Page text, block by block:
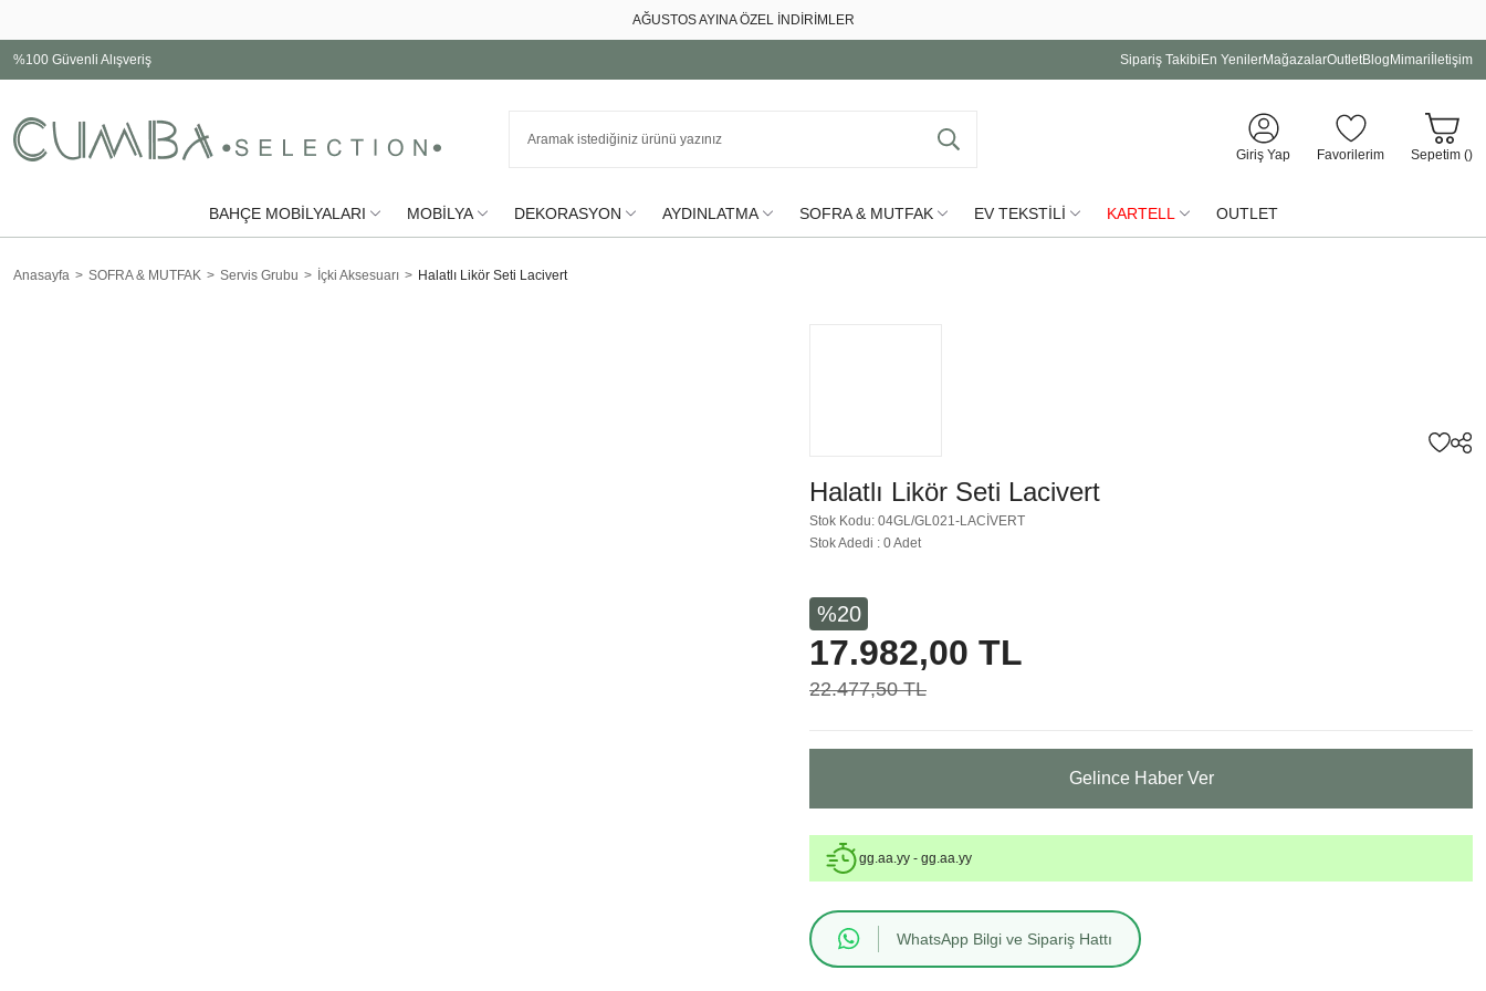
AĞUSTOS AYINA ÖZEL İNDİRİMLER
%100 Güvenli Alışveriş Sipariş Takibi En YenilerMağazalarOutletBlog Mimari İletişim
Giriş Yap Favorilerim Sepetim ()
BAHÇE MOBİLYALARI MOBİLYA DEKORASYON AYDINLATMA SOFRA & MUTFAK EV TEKSTİLİ KARTELL OUTLET
Anasayfa SOFRA & MUTFAK Servis Grubu İçki Aksesuarı Halatlı Likör Seti Lacivert
Halatlı Likör Seti Lacivert
Stok Kodu: 04GL/GL021-LACİVERT
Stok Adedi : 0 Adet
%20
17.982,00 TL
22.477,50 TL
Gelince Haber Ver
gg.aa.yy - gg.aa.yy
WhatsApp Bilgi ve Sipariş Hattı